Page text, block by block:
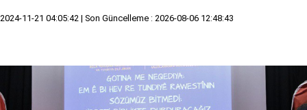
2024-11-21 04:05:42 | Son Güncelleme : 2026-08-06 12:48:43